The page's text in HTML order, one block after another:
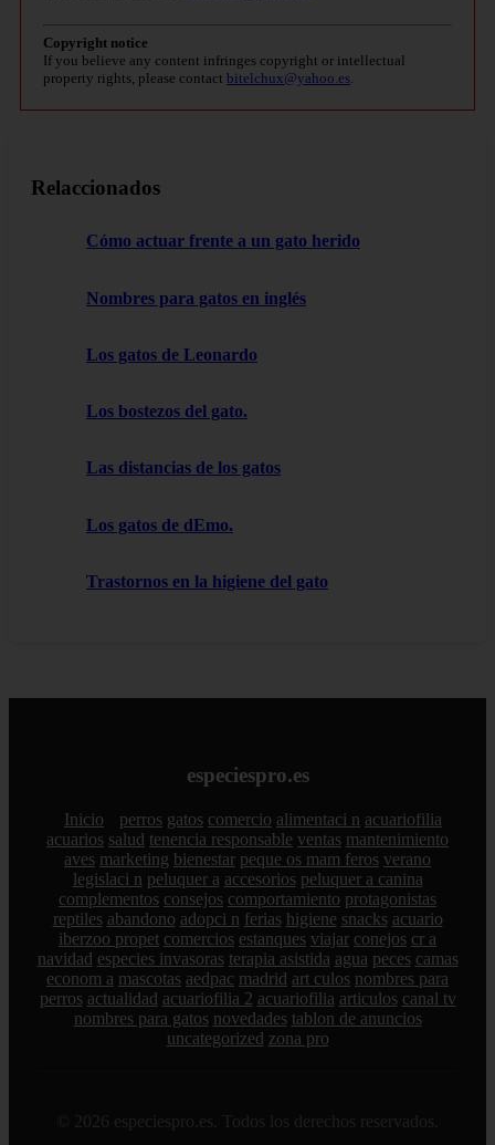
Copyright notice
If you believe any content infringes copyright or intellectual
property rights, please contact bitelchux@yahoo.es
Relaccionados
Cómo actuar frente a un gato herido
Nombres para gatos en inglés
Los gatos de Leonardo
Los bostezos del gato.
Las distancias de los gatos
Los gatos de dEmo.
Trastornos en la higiene del gato
especiespro.es
Inicio perros gatos comercio alimentaci n acuariofilia
acuarios salud tenencia responsable ventas mantenimiento
aves marketing bienestar peque os mam feros verano
legislaci n peluquer a accesorios peluquer a canina
complementos consejos comportamiento protagonistas
reptiles abandono adopci n ferias higiene snacks acuario
iberzoo propet comercios estanques viajar conejos cr a
navidad especies invasoras terapia asistida agua peces camas
econom a mascotas aedpac madrid art culos nombres para
perros actualidad acuariofilia 2 acuariofilia articulos canal tv
nombres para gatos novedades tablon de anuncios
uncategorized zona pro
© 2026 especiespro.es. Todos los derechos reservados.